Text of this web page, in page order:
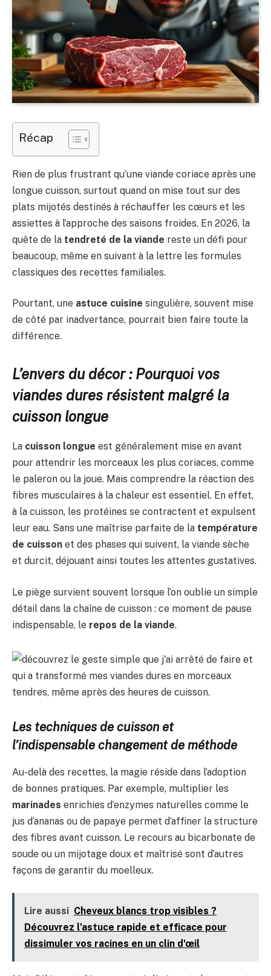
Récap
Rien de plus frustrant qu’une viande coriace après une
longue cuisson, surtout quand on mise tout sur des
plats mijotés destinés à réchauffer les cœurs et les
assiettes à l’approche des saisons froides. En 2026, la
quête de la tendreté de la viande reste un défi pour
beaucoup, même en suivant à la lettre les formules
classiques des recettes familiales.
Pourtant, une astuce cuisine singulière, souvent mise
de côté par inadvertance, pourrait bien faire toute la
différence.
L’envers du décor : Pourquoi vos
viandes dures résistent malgré la
cuisson longue
La cuisson longue est généralement mise en avant
pour attendrir les morceaux les plus coriaces, comme
le paleron ou la joue. Mais comprendre la réaction des
fibres musculaires à la chaleur est essentiel. En effet,
à la cuisson, les protéines se contractent et expulsent
leur eau. Sans une maîtrise parfaite de la température
de cuisson et des phases qui suivent, la viande sèche
et durcit, déjouant ainsi toutes les attentes gustatives.
Le piège survient souvent lorsque l’on oublie un simple
détail dans la chaîne de cuisson : ce moment de pause
indispensable, le repos de la viande.
Les techniques de cuisson et
l’indispensable changement de méthode
Au-delà des recettes, la magie réside dans l’adoption
de bonnes pratiques. Par exemple, multiplier les
marinades enrichies d’enzymes naturelles comme le
jus d’ananas ou de papaye permet d’affiner la structure
des fibres avant cuisson. Le recours au bicarbonate de
soude ou un mijotage doux et maîtrisé sont d’autres
façons de garantir du moelleux.
Lire aussi Cheveux blancs trop visibles ?
Découvrez l’astuce rapide et efficace pour
dissimuler vos racines en un clin d'œil